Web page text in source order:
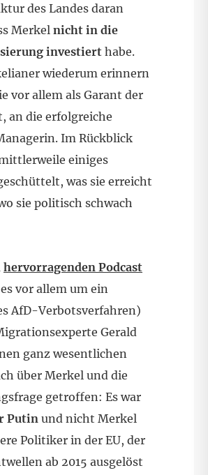
des Landes daran
Merkel nicht in die
investierthabe.
wiederum erinnern
vor allem als Garant der
an die erfolgreiche
Im Rückblick
einiges
was sie erreicht
sie politisch schwach
hervorragenden Podcast
vor allem um ein
AfD-Verbotsverfahren)
Gerald
ganz wesentlichen
über Merkel und die
getroffen: Es war
Putin und nicht Merkel
Politiker in der EU, der
ab 2015 ausgelöst